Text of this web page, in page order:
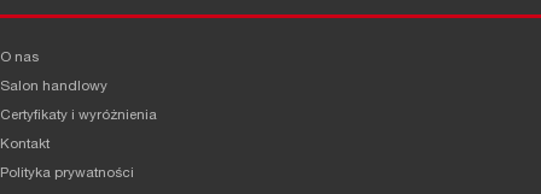
O nas
Salon handlowy
Certyfikaty i wyróżnienia
Kontakt
Polityka prywatności